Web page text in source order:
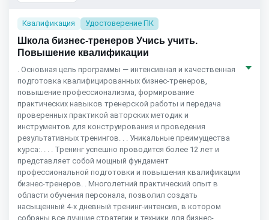
Квалификация Удостоверение ПК
Школа бизнес-тренеров Учись учить.
Повышение квалификации
. Основная цель программы — интенсивная и качественная
подготовка квалифицированных бизнес-тренеров,
повышение профессионализма, формирование
практических навыков тренерской работы и передача
проверенных практикой авторских методик и
инструментов для конструирования и проведения
результативных тренингов. . . Уникальные преимущества
курса:. . . . Тренинг успешно проводится более 12 лет и
представляет собой мощный фундамент
профессиональной подготовки и повышения квалификации
бизнес-тренеров. . Многолетний практический опыт в
области обучения персонала, позволил создать
насыщенный 4-х дневный тренинг-интенсив, в котором
собраны все лучшие стратегии и техники для бизнес-